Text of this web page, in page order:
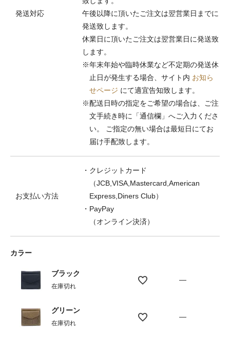
発送対応
午後以降に頂いたご注文は翌営業日までに
発送致します。
休業日に頂いたご注文は翌営業日に発送致
します。
※年末年始や臨時休業など不定期の発送休
止日が発生する場合、サイト内 お知ら
せページ にて適宜告知致します。
※配送日時の指定をご希望の場合は、ご注
文手続き時に「通信欄」へご入力くださ
い。 ご指定の無い場合は最短日にてお
届け手配致します。
お支払い方法
・クレジットカード
（JCB,VISA,Mastercard,American
Express,Diners Club）
・PayPay
（オンライン決済）
カラー
ブラック
在庫切れ
—
グリーン
在庫切れ
—